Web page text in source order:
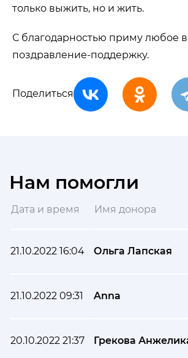
только выжить, но и жить.
С благодарностью приму любое
поздравление-поддержку.
Поделиться
Нам помогли
Дата и время Имя донора
21.10.2022 16:04 Ольга Лапская
21.10.2022 09:31 Anna
20.10.2022 21:37 Грекова